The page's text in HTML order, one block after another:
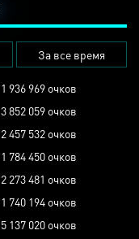
За все время
1 936 969 очков
3 852 059 очков
2 457 532 очков
1 784 450 очков
2 273 481 очков
1 740 194 очков
5 137 020 очков